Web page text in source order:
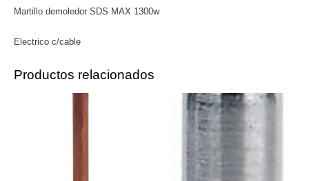
Martillo demoledor SDS MAX 1300w
Electrico c/cable
Productos relacionados